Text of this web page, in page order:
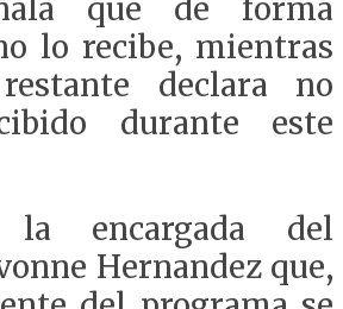
que de forma
lo recibe, mientras
declara no
durante este
la encargada del
Hernandez que,